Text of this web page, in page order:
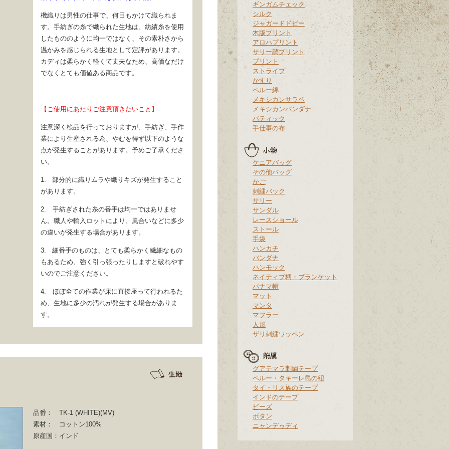
機織りは男性の仕事で、何日もかけて織られま
す。手紡ぎの糸で織られた生地は、紡績糸を使用
したもののように均一ではなく、その素朴さから
温かみを感じられる生地として定評があります。
カディは柔らかく軽くて丈夫なため、高価なだけ
でなくとても価値ある商品です。
【ご使用にあたりご注意頂きたいこと】
注意深く検品を行っておりますが、手紡ぎ、手作
業により生産される為、やむを得ず以下のような
点が発生することがあります。予めご了承くださ
い。
1. 部分的に織りムラや織りキズが発生すること
があります。
2. 手紡ぎされた糸の番手は均一ではありませ
ん。職人や輸入ロットにより、風合いなどに多少
の違いが発生する場合があります。
3. 細番手のものは、とても柔らかく繊細なもの
もあるため、強く引っ張ったりしますと破れやす
いのでご注意ください。
4. ほぼ全ての作業が床に直接座って行われるた
め、生地に多少の汚れが発生する場合がありま
す。
品番：
TK-1 (WHITE)(MV)
素材：
コットン100%
原産国： インド
ギンガムチェック
シルク
ジャガードドビー
木版プリント
アロハプリント
サリー調プリント
プリント
ストライプ
かすり
ペルー綿
メキシカンサラペ
メキシカンバンダナ
バティック
手仕事の布
ケニアバッグ
その他バッグ
かご
刺繍バック
サリー
サンダル
レースショール
ストール
手袋
ハンカチ
バンダナ
ハンモック
ネイティブ柄・ブランケット
パナマ帽
マット
マンタ
マフラー
人形
ザリ刺繍ワッペン
グアテマラ刺繍テープ
ペルー・タキーレ島の紐
タイ・リス族のテープ
インドのテープ
ビーズ
ボタン
ニャンデゥディ